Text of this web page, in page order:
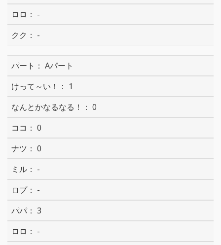
-
-
Aパート
1
0
0
0
-
-
3
-